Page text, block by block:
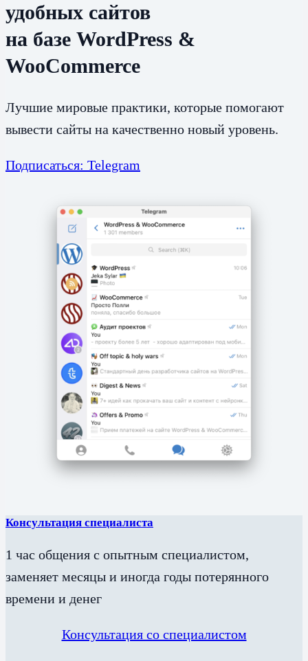
удобных сайтов
на базе WordPress &
WooCommerce
Лучшие мировые практики, которые помогают
вывести сайты на качественно новый уровень.
Подписаться: Telegram
Консультация специалиста
1 час общения с опытным специалистом,
заменяет месяцы и иногда годы потерянного
времени и денег
Консультация со специалистом